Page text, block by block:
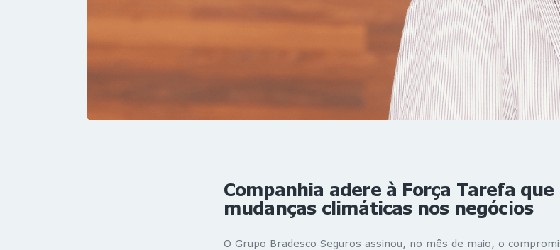
Companhia adere à Força Tarefa
mudanças climáticas nos negócios
O Grupo Bradesco Seguros assinou, no mês de maio, o